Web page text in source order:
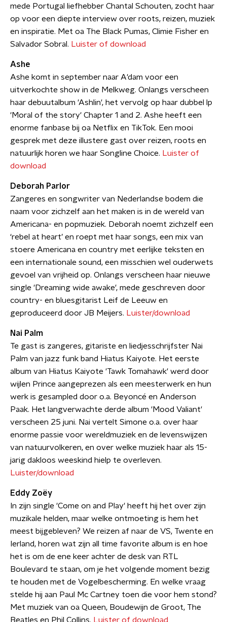
mede Portugal liefhebber Chantal Schouten, zocht haar
op voor een diepte interview over roots, reizen, muziek
en inspiratie. Met oa The Black Pumas, Climie Fisher en
Salvador Sobral. Luister of download
Ashe
Ashe komt in september naar A'dam voor een
uitverkochte show in de Melkweg. Onlangs verscheen
haar debuutalbum 'Ashlin', het vervolg op haar dubbel lp
'Moral of the story' Chapter 1 and 2. Ashe heeft een
enorme fanbase bij oa Netflix en TikTok. Een mooi
gesprek met deze illustere gast over reizen, roots en
natuurlijk horen we haar Songline Choice. Luister of
download
Deborah Parlor
Zangeres en songwriter van Nederlandse bodem die
naam voor zichzelf aan het maken is in de wereld van
Americana- en popmuziek. Deborah noemt zichzelf een
‘rebel at heart’ en roept met haar songs, een mix van
stoere Americana en country met eerlijke teksten en
een internationale sound, een misschien wel ouderwets
gevoel van vrijheid op. Onlangs verscheen haar nieuwe
single 'Dreaming wide awake', mede geschreven door
country- en bluesgitarist Leif de Leeuw en
geproduceerd door JB Meijers. Luister/download
Nai Palm
Te gast is zangeres, gitariste en liedjesschrijfster Nai
Palm van jazz funk band Hiatus Kaiyote. Het eerste
album van Hiatus Kaiyote 'Tawk Tomahawk' werd door
wijlen Prince aangeprezen als een meesterwerk en hun
werk is gesampled door o.a. Beyoncé en Anderson
Paak. Het langverwachte derde album 'Mood Valiant'
verscheen 25 juni. Nai vertelt Simone o.a. over haar
enorme passie voor wereldmuziek en de levenswijzen
van natuurvolkeren, en over welke muziek haar als 15-
jarig dakloos weeskind hielp te overleven.
Luister/download
Eddy Zoëy
In zijn single 'Come on and Play' heeft hij het over zijn
muzikale helden, maar welke ontmoeting is hem het
meest bijgebleven? We reizen af naar de VS, Twente en
Ierland, horen wat zijn all time favorite album is en hoe
het is om de ene keer achter de desk van RTL
Boulevard te staan, om je het volgende moment bezig
te houden met de Vogelbescherming. En welke vraag
stelde hij aan Paul Mc Cartney toen die voor hem stond?
Met muziek van oa Queen, Boudewijn de Groot, The
Beatles en Phil Collins. Luister of download